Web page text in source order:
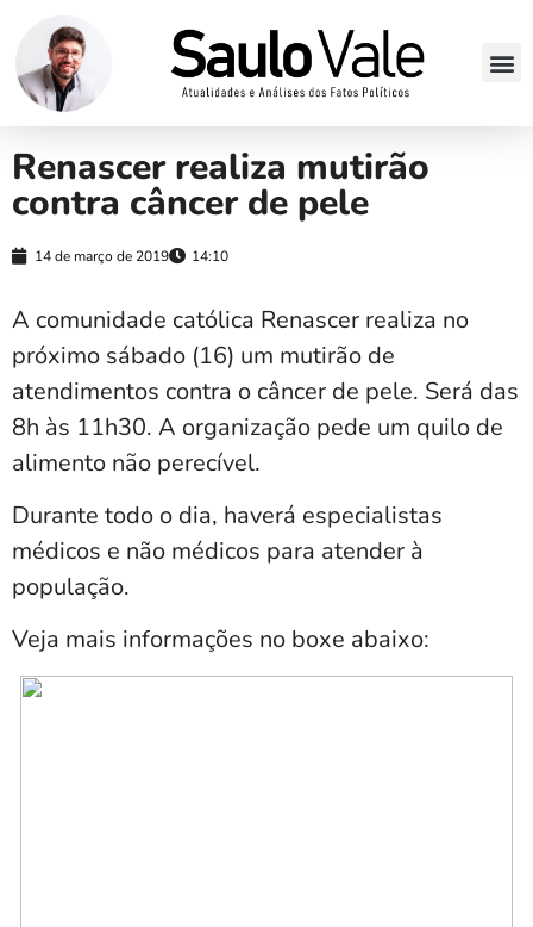
Renascer realiza mutirão
contra câncer de pele
14 de março de 2019 14:10
A comunidade católica Renascer realiza no
próximo sábado (16) um mutirão de
atendimentos contra o câncer de pele. Será das
8h às 11h30. A organização pede um quilo de
alimento não perecível.
Durante todo o dia, haverá especialistas
médicos e não médicos para atender à
população.
Veja mais informações no boxe abaixo: